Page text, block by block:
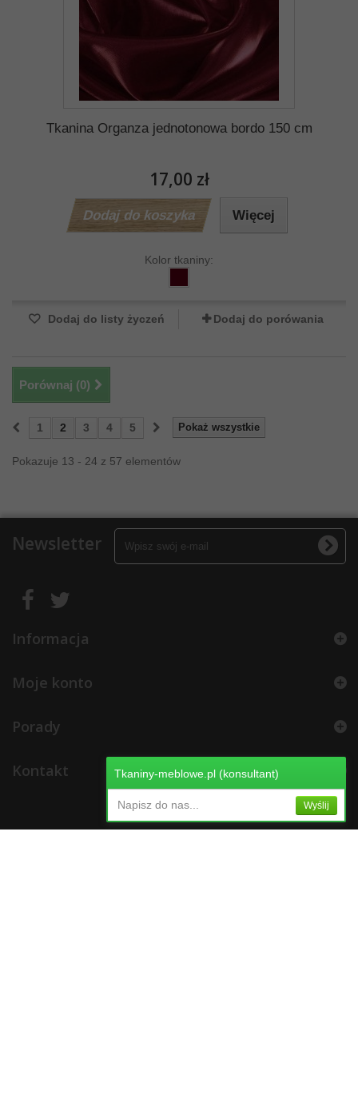
Tkanina Organza jednotonowa bordo 150 cm
17,00 zł
Dodaj do koszyka Więcej
Kolor tkaniny:
Dodaj do listy życzeń Dodaj do porówania
Porównaj (0)
Pokaż wszystkie
1 2 3 4 5
Pokazuje 13 - 24 z 57 elementów
Newsletter
Informacja
Moje konto
Porady
Kontakt Tkaniny-meblowe.pl (konsultant)
Napisz do nas... Wyślij